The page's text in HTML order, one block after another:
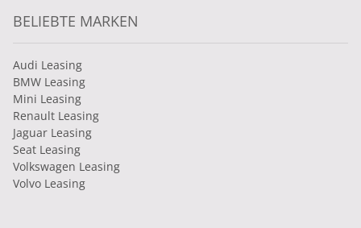
BELIEBTE MARKEN
Audi Leasing
BMW Leasing
Mini Leasing
Renault Leasing
Jaguar Leasing
Seat Leasing
Volkswagen Leasing
Volvo Leasing